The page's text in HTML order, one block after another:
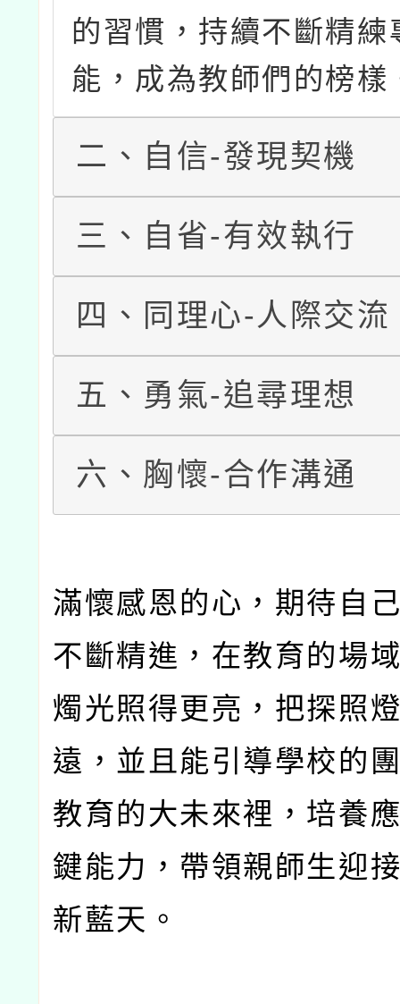
的習慣，持續不斷精練
能，成為教師們的榜樣
二、自信-發現契機
三、自省-有效執行
四、同理心-人際交流
五、勇氣-追尋理想
六、胸懷-合作溝通
滿懷感恩的心，期待自
不斷精進，在教育的場
燭光照得更亮，把探照
遠，並且能引導學校的
教育的大未來裡，培養
鍵能力，帶領親師生迎
新藍天。